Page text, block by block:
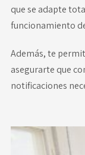
que se adapte
funcionamiento
Además, te
asegurarte que
notificaciones